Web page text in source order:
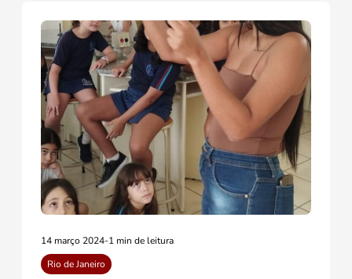
14 março 2024-1 min de leitura
Rio de Janeiro